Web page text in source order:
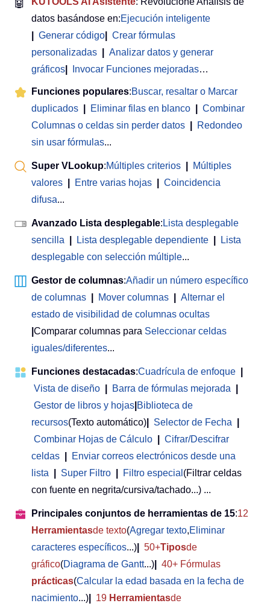
🤖
datos basándose en:Ejecución inteligente
Generar código
Crear fórmulas
personalizadas
Analizar datos y generar
gráficos
Invocar Funciones mejoradas…
Funciones populares:Buscar, resaltar o Marcar
duplicados
Eliminar filas en blanco
Combinar
Columnas o celdas sin perder datos
Redondeo
sin usar fórmulas...
Super VLookup:Múltiples criterios
Múltiples
valores
Entre varias hojas
Coincidencia
difusa...
Avanzado Lista desplegable: Lista desplegable
sencilla
Lista desplegable dependiente
Lista
desplegable con selección múltiple...
Gestor de columnas:Añadir un número específico
de columnas
Mover columnas
Alternar el
estado de visibilidad de columnas ocultas
Comparar columnas para Seleccionar celdas
iguales/diferentes...
Funciones destacadas:Cuadrícula de enfoque
Vista de diseño
Barra de fórmulas mejorada
Gestor de libros y hojas Biblioteca de
recursos(Texto automático) Selector de Fecha
Combinar Hojas de Cálculo
Cifrar/Descifrar
celdas
Enviar correos electrónicos desde una
lista
Super Filtro Filtro especial (Filtrar celdas
con fuente en negrita/cursiva/tachado...) ...
Principales conjuntos de herramientas de 15:12
Herramientasde texto(Agregar texto,Eliminar
caracteres específicos...) 50+Tiposde
gráfico(Diagrama de Gantt...)
40+ Fórmulas
prácticas(Calcular la edad basada en la fecha de
nacimiento...) 19 Herramientasde